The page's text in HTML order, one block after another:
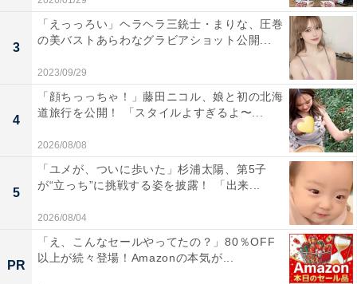
3
「えっっろい」ヘラヘラ三銃士・まりな、圧巻
の美バストあらわなグラビアショット公開...
2023/09/29
4
「顔ちっっちゃ！」藤田ニコル、娘と初の北海
道旅行を公開！ 「スタイルよすぎるよ〜...
2026/08/08
5
「ユメが、ついに歩いた」杉浦太陽、第5子
が“立っち”に挑戦する姿を披露！ 「出来...
2026/08/04
PR
「え、こんなセールやってたの？」80％OFF
以上が続々登場！Amazonの本気が...